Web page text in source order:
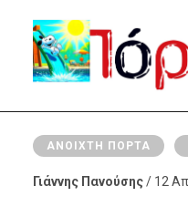
ΑΝΟΙΧΤΉ ΠΌΡΤΑ
Γιάννης Πανούσης/ 12